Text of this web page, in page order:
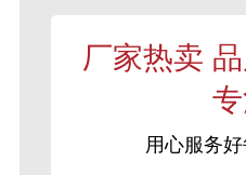
厂家热卖
用心服务